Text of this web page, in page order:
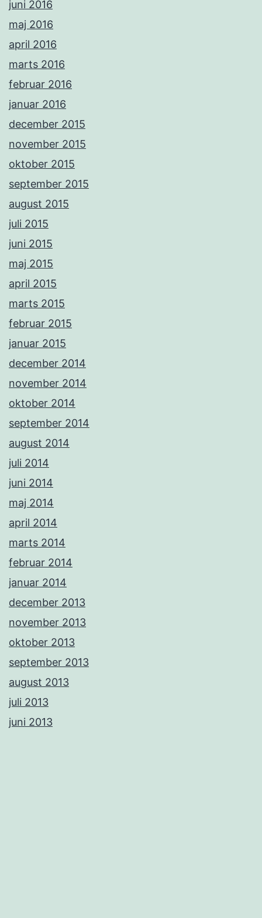
juni 2016
maj 2016
april 2016
marts 2016
februar 2016
januar 2016
december 2015
november 2015
oktober 2015
september 2015
august 2015
juli 2015
juni 2015
maj 2015
april 2015
marts 2015
februar 2015
januar 2015
december 2014
november 2014
oktober 2014
september 2014
august 2014
juli 2014
juni 2014
maj 2014
april 2014
marts 2014
februar 2014
januar 2014
december 2013
november 2013
oktober 2013
september 2013
august 2013
juli 2013
juni 2013